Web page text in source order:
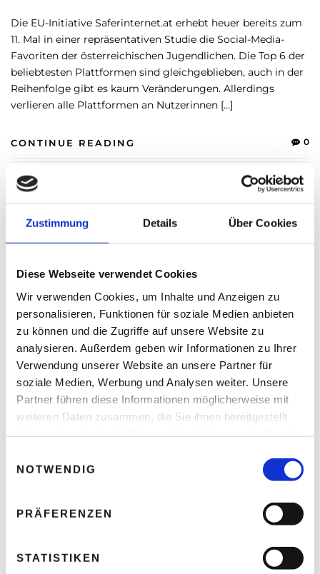
Zustimmung Details Über Cookies
Diese Webseite verwendet Cookies
Wir verwenden Cookies, um Inhalte und Anzeigen zu
personalisieren, Funktionen für soziale Medien anbieten
zu können und die Zugriffe auf unsere Website zu
analysieren. Außerdem geben wir Informationen zu Ihrer
Verwendung unserer Website an unsere Partner für
soziale Medien, Werbung und Analysen weiter. Unsere
Partner führen diese Informationen möglicherweise mit
weiteren Daten zusammen, die Sie ihnen bereitgestellt
NOTWENDIG
PRÄFERENZEN
STATISTIKEN
Die EU-Initiative Saferinternet.at erhebt heuer bereits zum
11. Mal in einer repräsentativen Studie die Social-Media-
Favoriten der österreichischen Jugendlichen. Die Top 6 der
beliebtesten Plattformen sind gleichgeblieben, auch in der
Reihenfolge gibt es kaum Veränderungen. Allerdings
verlieren alle Plattformen an Nutzerinnen […]
CONTINUE READING 0
KI - KÜNSTLICHE INTELLIGENZ MITARBEITER/
POLITIK
Kommentar: KI und Politik – ein
„Nichtverhältnis“ das uns die
POSTED ON 2. FEBRUAR 2026
faszinierend und völlig erschreckend „LLM (Large Language
Model) in a Sandbox“ So lautet der Titel eines Papers